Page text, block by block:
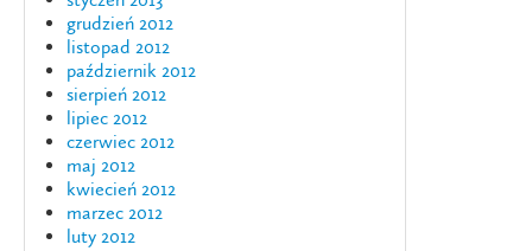
grudzień 2012
listopad 2012
październik 2012
sierpień 2012
lipiec 2012
czerwiec 2012
maj 2012
kwiecień 2012
marzec 2012
luty 2012